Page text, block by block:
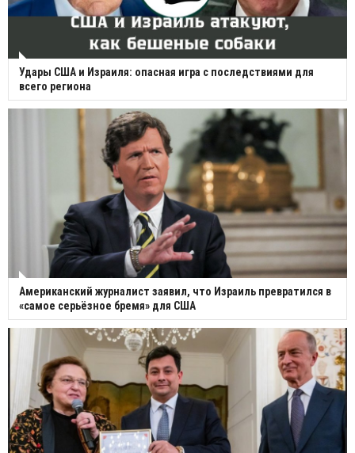
Удары США и Израиля: опасная игра с последствиями для
всего региона
Американский журналист заявил, что Израиль превратился в
«самое серьёзное бремя» для США